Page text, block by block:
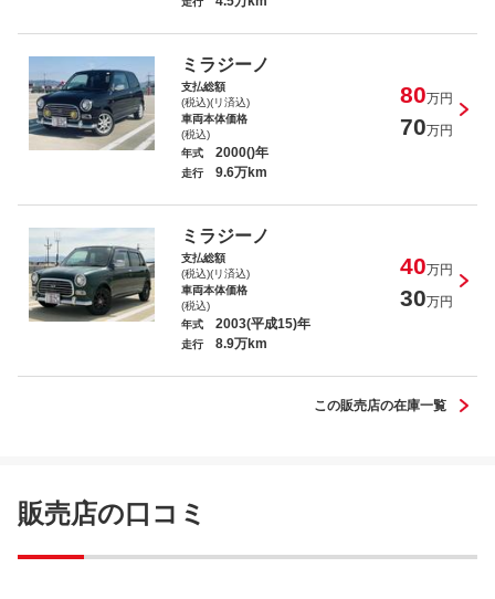
ミラジーノ
支払総額
(税込)(リ済込)
80万円
車両本体価格
(税込)
70万円
年式 2000()年
走行 9.6万km
ミラジーノ
支払総額
(税込)(リ済込)
40万円
車両本体価格
(税込)
30万円
年式 2003(平成15)年
走行 8.9万km
この販売店の在庫一覧
販売店の口コミ